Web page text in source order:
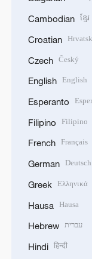
Cambodian ខ្មែរ
Croatian
Czech Český
English English
Esperanto
Filipino Filipino
French Français
German Deutsch
Greek Ελληνικά
Hausa Hausa
Hebrew עברית
Hindi हिन्दी